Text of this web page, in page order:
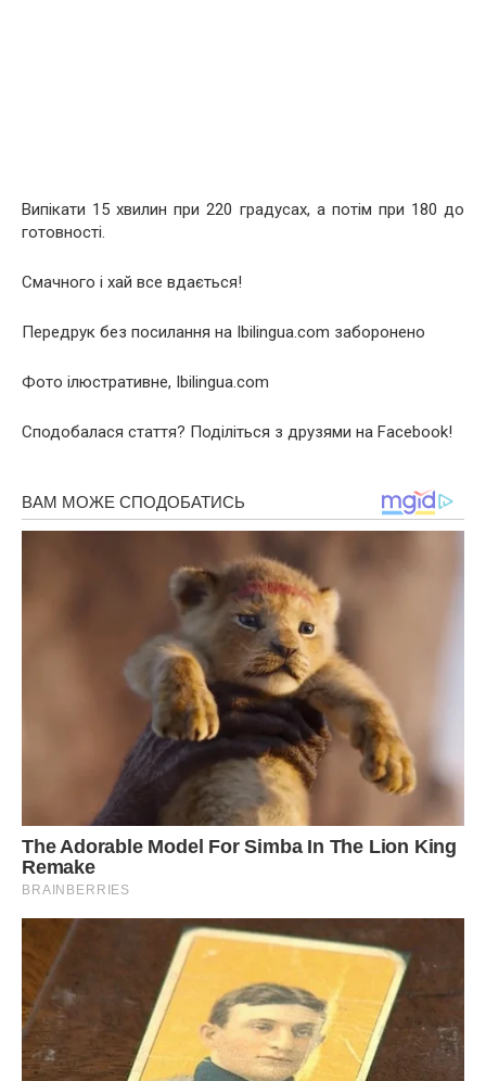
Випікати 15 хвилин при 220 градусах, а потім при 180 до
готовності.
Смачного і хай все вдається!
Передрук без посилання на Ibilingua.com заборонено
Фото ілюстративне, Ibilingua.com
Сподобалася стаття? Поділіться з друзями на Facebook!